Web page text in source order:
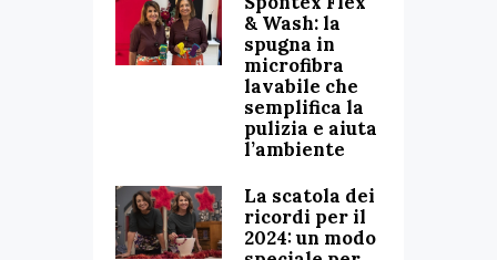
& Wash: la
spugna in
microfibra
lavabile che
semplifica la
pulizia e aiuta
l’ambiente
La scatola dei
ricordi per il
2024: un modo